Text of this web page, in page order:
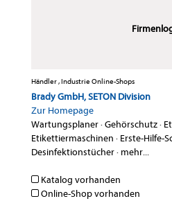
Händler , Industrie Online-Shops
Brady GmbH, SETON Division
Zur Homepage
Wartungsplaner·Gehörschutz·
Etikettiermaschinen · Erste-Hilfe-
Desinfektionstücher· mehr...
Katalog vorhanden
Online-Shop vorhanden